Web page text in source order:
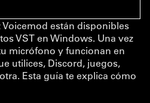
están disponibles
VST en Windows. Una vez
micrófono y funcionan en
utilices, Discord, juegos,
Esta guía te explica cómo